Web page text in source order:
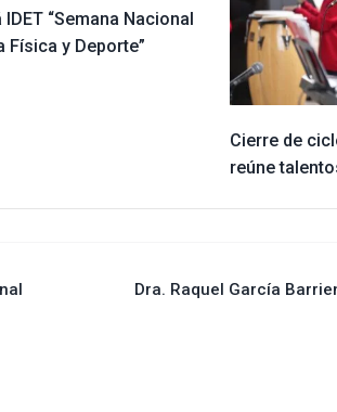
“Semana Nacional
Física y Deporte”
Cierre de
reúne
Dra. Raquel García